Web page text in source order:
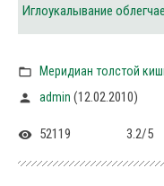
Иглоукалывание
Меридиан толстой
admin (12.02.2010)
52119 3.2/5